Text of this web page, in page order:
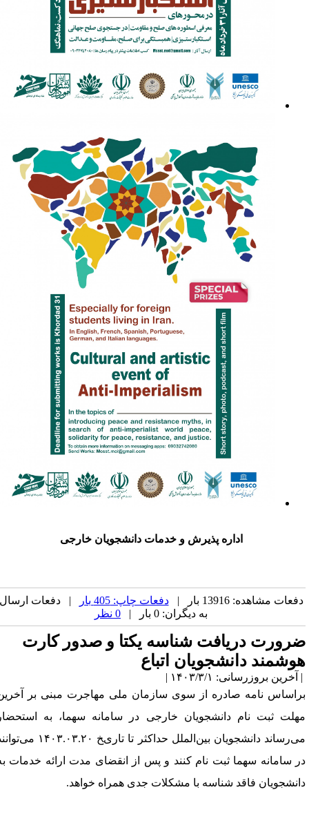
اداره پذیرش و خدمات دانشجویان خارجی
مشاهده: 13916 بار | دفعات چاپ: 405 بار
| دفعات ارسال
به دیگران: 0 بار |
دریافت ﺷﻨﺎﺳﻪ یکتا و ﺻﺪور ﮐﺎرت
داﻧﺸﺠﻮیان اﺗﺒﺎع
بروزرسانی: ۱۴۰۳/۳/۱ |
ﻧﺎﻣﻪ صادره از سوی ﺳﺎزﻣﺎن ﻣﻠﯽ ﻣﻬﺎﺟﺮت ﻣﺒﻨﯽ ﺑﺮ آﺧﺮین
ﺛﺒﺖ ﻧﺎم داﻧﺸﺠﻮیان ﺧﺎرﺟﯽ در ﺳﺎﻣﺎﻧﻪ ﺳﻬﻤﺎ، ﺑﻪ اﺳﺘﺤﻀﺎر
ﻣﯽرﺳﺎﻧﺪ داﻧﺸﺠﻮیان بین‌­الملل ﺣﺪاﮐﺜﺮ ﺗﺎ ﺗﺎریﺦ ۱۴۰۳.۰۳.۲۰ ﻣﯽﺗﻮاﻧﻨﺪ
ﺳﺎﻣﺎﻧﻪ ﺳﻬﻤﺎ ﺛﺒﺖ ﻧﺎم ﮐﻨﻨﺪ و ﭘﺲ از اﻧﻘﻀﺎی ﻣﺪت اراﺋﻪ ﺧﺪﻣﺎت ﺑﻪ
ﻓﺎﻗﺪ ﺷﻨﺎﺳﻪ ﺑﺎ ﻣﺸﮑﻼت ﺟﺪی ﻫﻤﺮاه ﺧﻮاﻫﺪ.